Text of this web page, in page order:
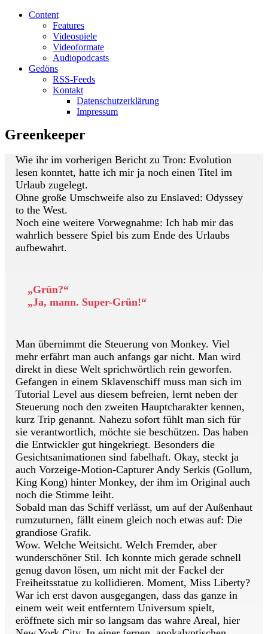
Content
Features
Videospiele
Videoformate
Audiopodcasts
Gedöns
RSS-Feeds
Kontakt
Datenschutzerklärung
Impressum
Greenkeeper
Wie ihr im vorherigen Bericht zu Tron: Evolution
lesen konntet, hatte ich mir ja noch einen Titel im
Urlaub zugelegt.
Ohne große Umschweife also zu Enslaved: Odyssey
to the West.
Noch eine weitere Vorwegnahme: Ich hab mir das
wahrlich bessere Spiel bis zum Ende des Urlaubs
aufbewahrt.
„Grün?“
„Ja, mann. Super-Grün!“
Man übernimmt die Steuerung von Monkey. Viel
mehr erfährt man auch anfangs gar nicht. Man wird
direkt in diese Welt sprichwörtlich rein geworfen.
Gefangen in einem Sklavenschiff muss man sich im
Tutorial Level aus diesem befreien, lernt neben der
Steuerung noch den zweiten Hauptcharakter kennen,
kurz Trip genannt. Nahezu sofort fühlt man sich für
sie verantwortlich, möchte sie beschützen. Das haben
die Entwickler gut hingekriegt. Besonders die
Gesichtsanimationen sind fabelhaft. Okay, steckt ja
auch Vorzeige-Motion-Capturer Andy Serkis (Gollum,
King Kong) hinter Monkey, der ihm im Original auch
noch die Stimme leiht.
Sobald man das Schiff verlässt, um auf der Außenhaut
rumzuturnen, fällt einem gleich noch etwas auf: Die
grandiose Grafik.
Wow. Welche Weitsicht. Welch Fremder, aber
wunderschöner Stil. Ich konnte mich gerade schnell
genug davon lösen, um nicht mit der Fackel der
Freiheitsstatue zu kollidieren. Moment, Miss Liberty?
War ich erst davon ausgegangen, dass das ganze in
einem weit weit entferntem Universum spielt,
eröffnete sich mir so langsam das wahre Areal, hier